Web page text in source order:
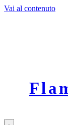
Vai al contenuto